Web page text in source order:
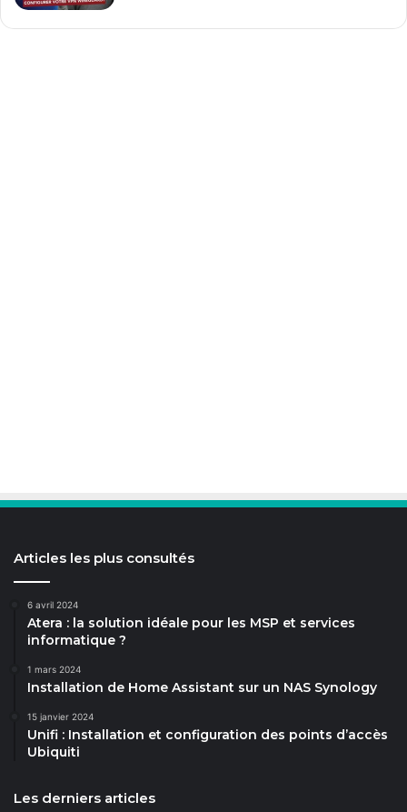
Articles les plus consultés
6 avril 2024
Atera : la solution idéale pour les MSP et services
informatique ?
1 mars 2024
Installation de Home Assistant sur un NAS Synology
15 janvier 2024
Unifi : Installation et configuration des points d’accès
Ubiquiti
Les derniers articles